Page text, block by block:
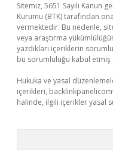
Sitemiz, 5651 Sayılı Kanun
Kurumu (BTK) tarafından
vermektedir. Bu nedenle,
veya araştırma
yazdıkları içeriklerin
bu sorumluluğu kabul etmiş
Hukuka ve yasal
içerikleri,
halinde, ilgili içerikler yasal